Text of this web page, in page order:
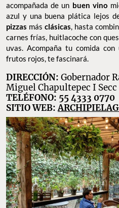
acompañada de un buen vino
azul y una buena plática lejos
pizzas más clásicas, hasta
carnes frías, huitlacoche con
uvas. Acompaña tu comida
frutos rojos, te fascinará.
DIRECCIÓN: Gobernador
Miguel Chapultepec I Secc
TELÉFONO: 55 4333 0770
SITIO WEB: